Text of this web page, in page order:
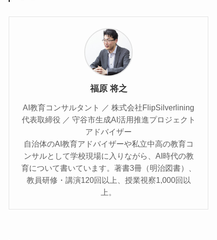
福原 将之
AI教育コンサルタント ／ 株式会社FlipSilverlining
代表取締役 ／ 守谷市生成AI活用推進プロジェクト
アドバイザー
自治体のAI教育アドバイザーや私立中高の教育コ
ンサルとして学校現場に入りながら、AI時代の教
育について書いています。著書3冊（明治図書）、
教員研修・講演120回以上、授業視察1,000回以
上。